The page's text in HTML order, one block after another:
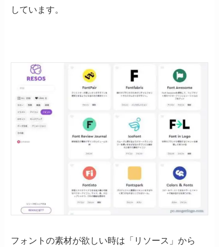
しています。
フォントの素材が欲しい時は「リソース」から